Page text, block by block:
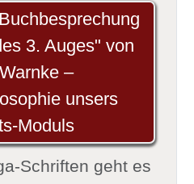
3. Auges" von
–
unsers
Moduls
Schriften geht es